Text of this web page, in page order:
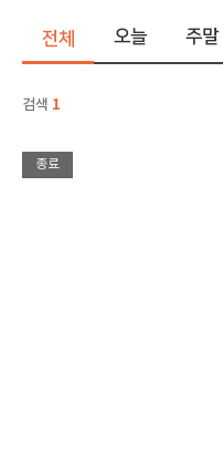
전체 오늘 주말
검색 1
종료